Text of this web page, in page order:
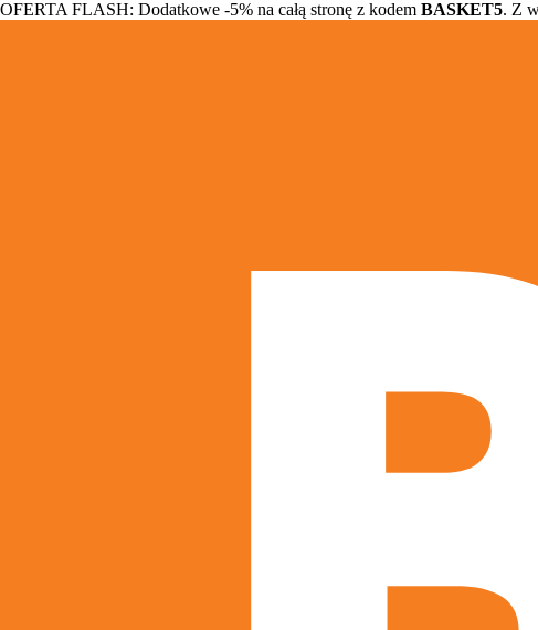
OFERTA FLASH: Dodatkowe -5% na całą stronę z kodem BASKET5. Z